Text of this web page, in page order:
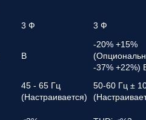
3 Ф
3 Ф
В
-20% +15%
-37% +22%)
45 - 65 Гц
(Настраивается)
50-60 Гц ±